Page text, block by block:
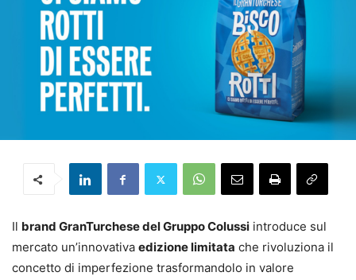
Il brand GranTurchese del Gruppo Colussi introduce sul
mercato un’innovativa edizione limitata che rivoluziona il
concetto di imperfezione trasformandolo in valore